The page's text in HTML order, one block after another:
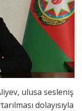
ulusa sesleniş
dolayısıyla